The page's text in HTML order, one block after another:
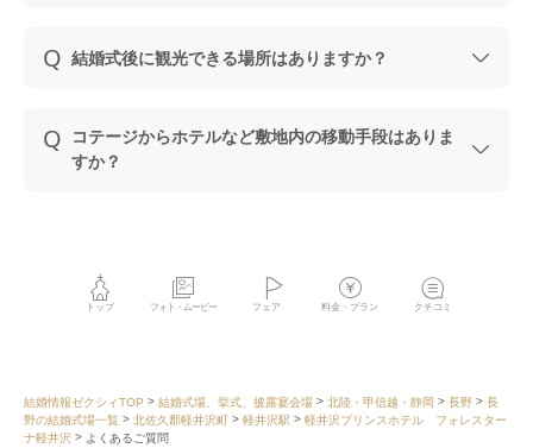
結婚式後に観光できる場所はありますか？
コテージからホテルなど敷地内の移動手段はありま
すか？
トップ フォト・ムービー フェア 料金・プラン クチコミ
結婚情報ゼクシィTOP 結婚式場、挙式、披露宴会場 北陸・甲信越・静岡 長野
長
野の結婚式場一覧
北佐久郡軽井沢町 軽井沢駅
軽井沢プリンスホテル フォレスター
ナ軽井沢
よくあるご質問